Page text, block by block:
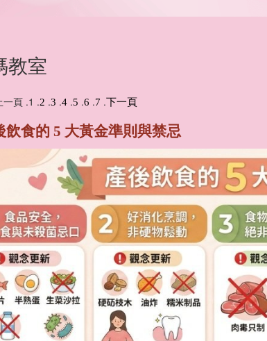
教室
頁 .1 .2 .3 .4 .5 .6 .7 .下一頁
飲食的 5 大黃金準則與禁忌